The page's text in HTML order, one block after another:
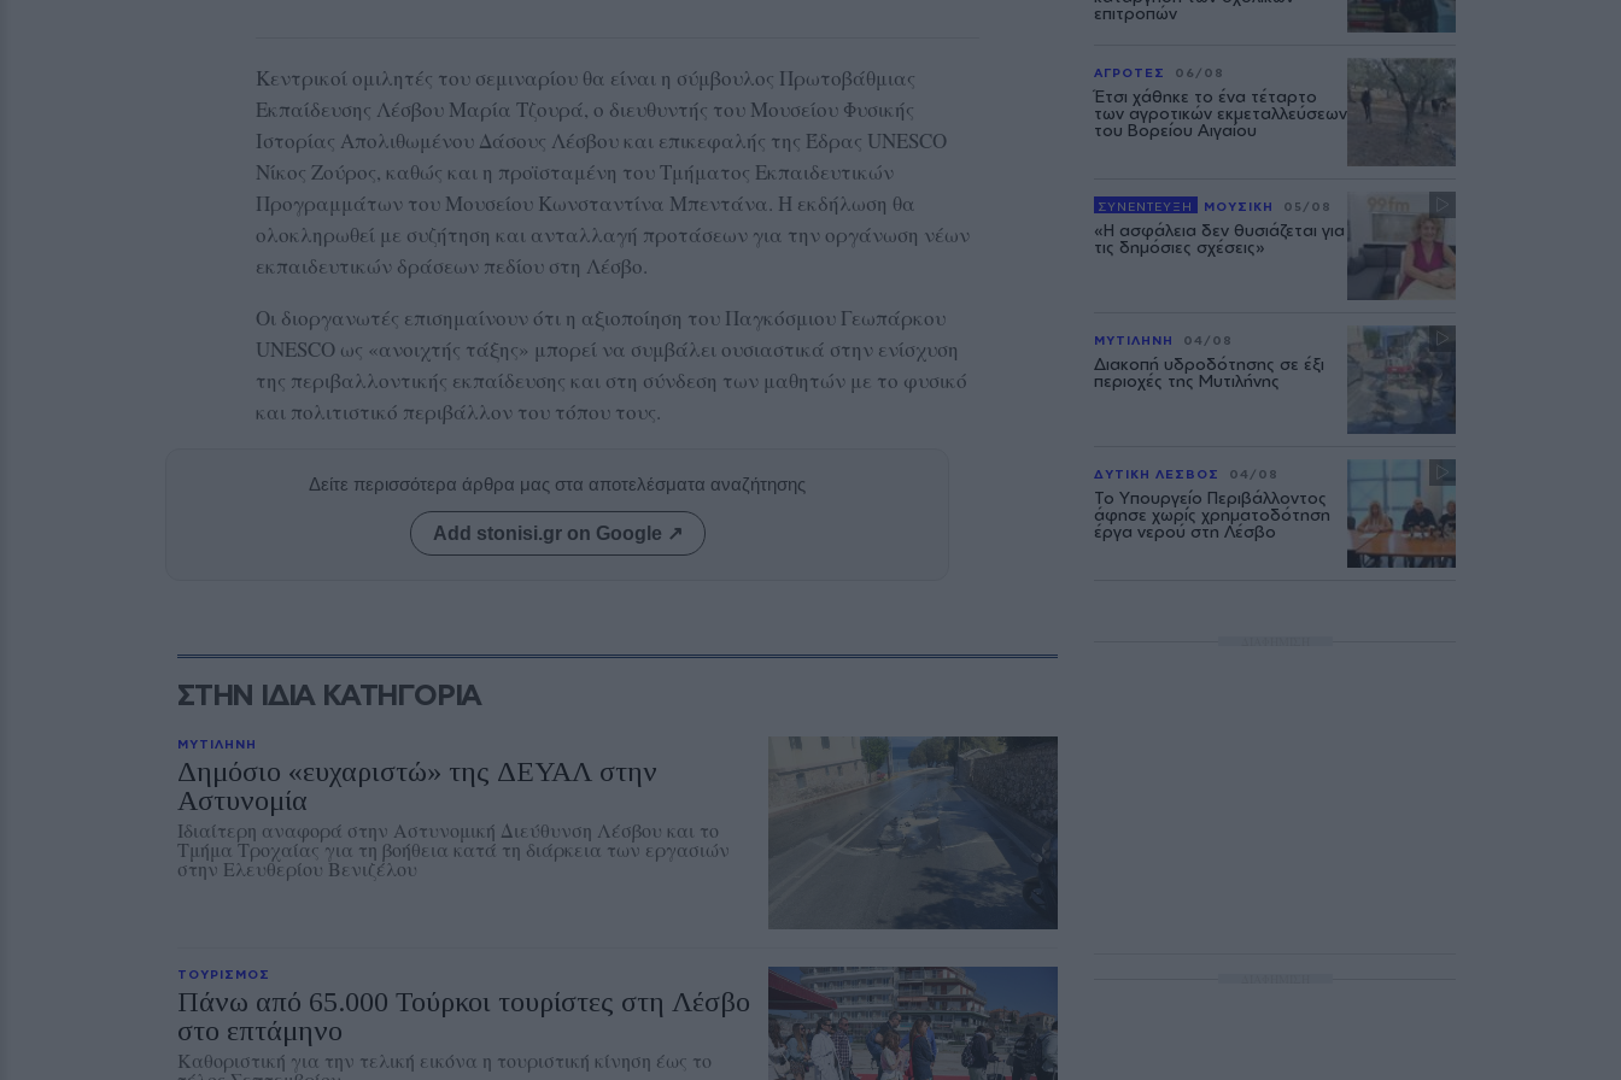
Κεντρικοί ομιλητές του σεμιναρίου θα είναι η σύμβουλος Πρωτοβάθμιας
Εκπαίδευσης Λέσβου Μαρία Τζουρά, ο διευθυντής του Μουσείου Φυσικής
Ιστορίας Απολιθωμένου Δάσους Λέσβου και επικεφαλής της Έδρας UNESCO
Νίκος Ζούρος, καθώς και η προϊσταμένη του Τμήματος Εκπαιδευτικών
Προγραμμάτων του Μουσείου Κωνσταντίνα Μπεντάνα. Η εκδήλωση θα
ολοκληρωθεί με συζήτηση και ανταλλαγή προτάσεων για την οργάνωση νέων
εκπαιδευτικών δράσεων πεδίου στη Λέσβο.
Οι διοργανωτές επισημαίνουν ότι η αξιοποίηση του Παγκόσμιου Γεωπάρκου
UNESCO ως «ανοιχτής τάξης» μπορεί να συμβάλει ουσιαστικά στην ενίσχυση
της περιβαλλοντικής εκπαίδευσης και στη σύνδεση των μαθητών με το φυσικό
και πολιτιστικό περιβάλλον του τόπου τους.
Δείτε περισσότερα άρθρα μας στα αποτελέσματα αναζήτησης
Add stonisi.gr on Google ↗
ΣΤΗΝ ΙΔΙΑ ΚΑΤΗΓΟΡΙΑ
ΜΥΤΙΛΗΝΗ
Δημόσιο «ευχαριστώ» της ΔΕΥΑΛ στην
Αστυνομία
Ιδιαίτερη αναφορά στην Αστυνομική Διεύθυνση Λέσβου και το
Τμήμα Τροχαίας για τη βοήθεια κατά τη διάρκεια των εργασιών
στην Ελευθερίου Βενιζέλου
ΤΟΥΡΙΣΜΟΣ
Πάνω από 65.000 Τούρκοι τουρίστες στη Λέσβο
στο επτάμηνο
Καθοριστική για την τελική εικόνα η τουριστική κίνηση έως το
επιτροπών
ΑΓΡΟΤΕΣ 06/08
Έτσι χάθηκε το ένα τέταρτο
των αγροτικών εκμεταλλεύσεων
του Βορείου Αιγαίου
ΣΥΝΕΝΤΕΥΞΗ ΜΟΥΣΙΚΗ 05/08
«Η ασφάλεια δεν θυσιάζεται για
τις δημόσιες σχέσεις»
ΜΥΤΙΛΗΝΗ 04/08
Διακοπή υδροδότησης σε έξι
περιοχές της Μυτιλήνης
ΔΥΤΙΚΗ ΛΕΣΒΟΣ 04/08
Το Υπουργείο Περιβάλλοντος
άφησε χωρίς χρηματοδότηση
έργα νερού στη Λέσβο